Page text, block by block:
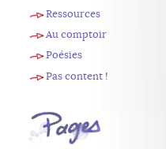
Ressources
Au comptoir
Poésies
Pas content !